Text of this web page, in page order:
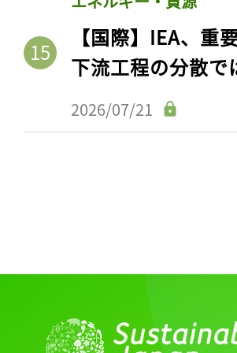
【国際】IEA、
下流工程の分散で
2026/07/21